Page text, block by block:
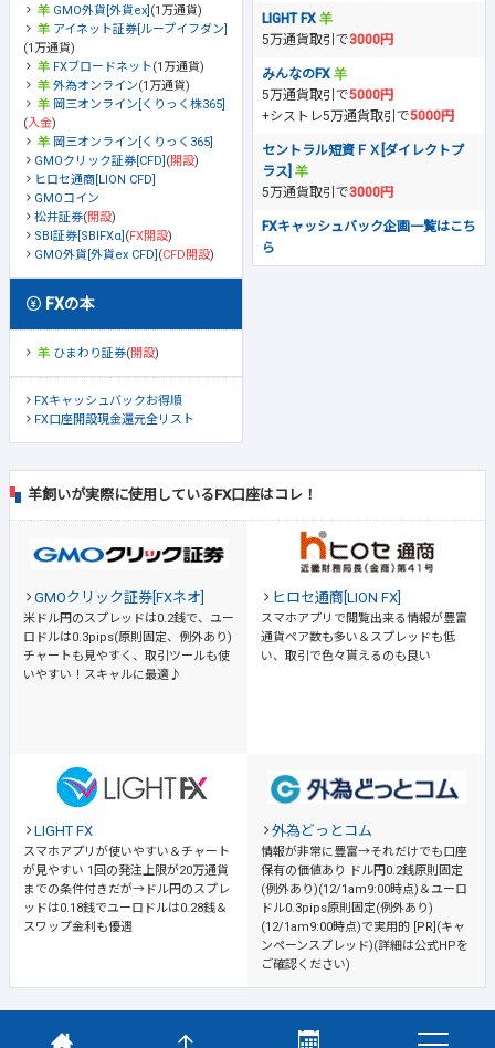
GMO外貨[外貨ex] (1万通貨)
アイネット証券[ループイフダン]
(1万通貨)
FXブロードネット(1万通貨)
外為オンライン(1万通貨)
岡三オンライン[くりっく株365]
(入金)
岡三オンライン[くりっく365]
GMOクリック証券[CFD] (開設)
ヒロセ通商[LION CFD]
GMOコイン
松井証券(開設)
SBI証券[SBIFXα] (FX開設)
GMO外貨[外貨ex CFD] (CFD開設)
FXの本
ひまわり証券(開設)
FXキャッシュバックお得順
FX口座開設現金還元全リスト
LIGHT FX
5万通貨取引で3000円
みんなのFX
5万通貨取引で5000円
+シストレ5万通貨取引で5000円
セントラル短資ＦＸ[ダイレクトプ
ラス]
5万通貨取引で3000円
FXキャッシュバック企画一覧はこち
ら
羊飼いが実際に使用しているFX口座はコレ！
GMOクリック証券[FXネオ]
米ドル円のスプレッドは0.2銭で、ユー
ロドルは0.3pips(原則固定、例外あり)
チャートも見やすく、取引ツールも使
いやすい！スキャルに最適♪
ヒロセ通商[LION FX]
スマホアプリで閲覧出来る情報が豊富
通貨ペア数も多い＆スプレッドも低
い、取引で色々貰えるのも良い
LIGHT FX
スマホアプリが使いやすい＆チャート
が見やすい 1回の発注上限が20万通貨
までの条件付きだが→ドル円のスプレ
ッドは0.18銭でユーロドルは0.28銭＆
スワップ金利も優遇
外為どっとコム
情報が非常に豊富→それだけでも口座
保有の価値あり
ドル円0.2銭原則固定
(例外あり)(12/1am9:00時点)＆ユーロ
ドル0.3pips原則固定(例外あり)
(12/1am9:00時点)で実用的 [PR](キャ
ンペーンスプレッド)(詳細は公式HPを
ご確認ください)